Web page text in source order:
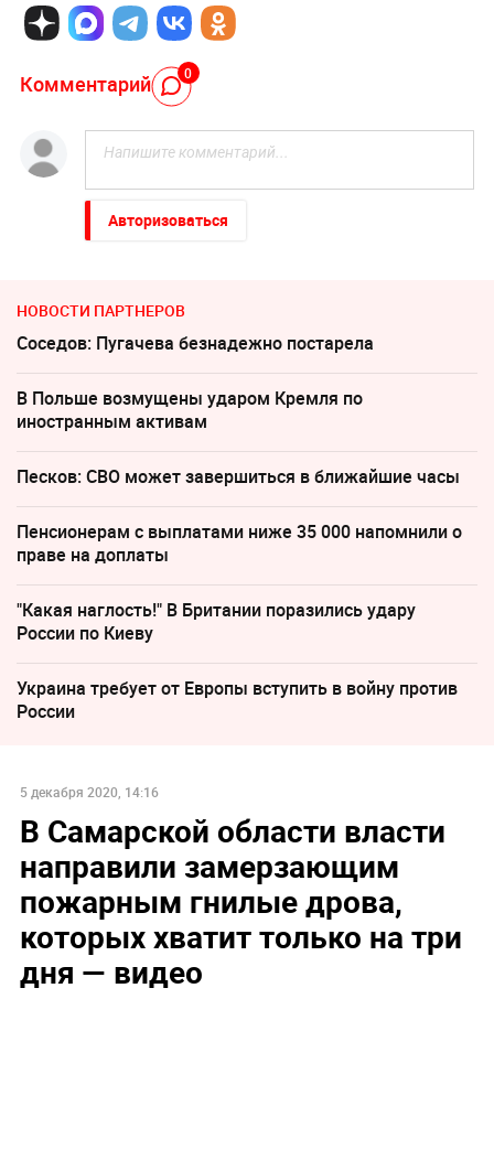
Комментарий 0
Авторизоваться
НОВОСТИ ПАРТНЕРОВ
Соседов: Пугачева безнадежно постарела
В Польше возмущены ударом Кремля по
иностранным активам
Песков: СВО может завершиться в ближайшие часы
Пенсионерам с выплатами ниже 35 000 напомнили о
праве на доплаты
"Какая наглость!" В Британии поразились удару
России по Киеву
Украина требует от Европы вступить в войну против
России
5 декабря 2020, 14:16
В Самарской области власти
направили замерзающим
пожарным гнилые дрова,
которых хватит только на три
дня — видео